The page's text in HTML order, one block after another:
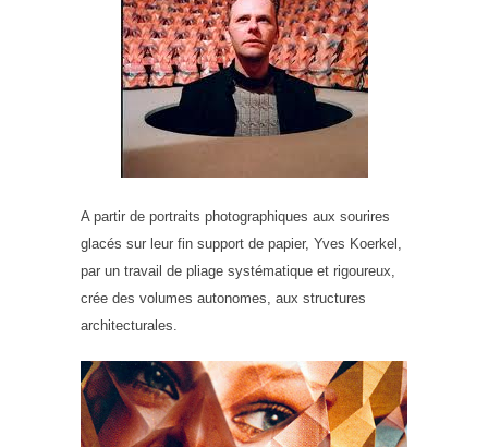
A partir de portraits photographiques aux sourires
glacés sur leur fin support de papier, Yves Koerkel,
par un travail de pliage systématique et rigoureux,
crée des volumes autonomes, aux structures
architecturales.